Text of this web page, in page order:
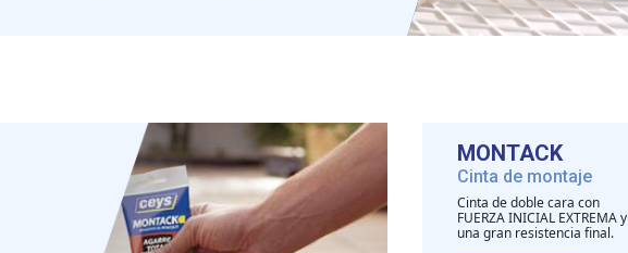
MONTACK
Cinta de montaje
Cinta de doble cara con
FUERZA INICIAL EXTREMA y
una gran resistencia final.